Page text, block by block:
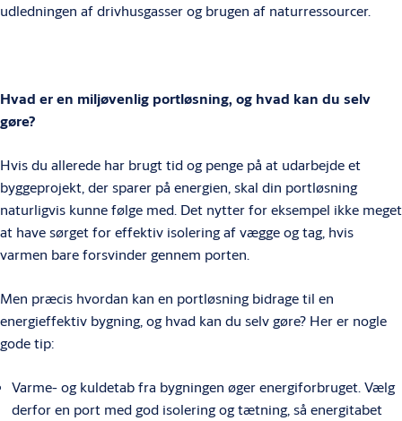
udledningen af drivhusgasser og brugen af naturressourcer.
Hvad er en miljøvenlig portløsning, og hvad kan du selv
gøre?
Hvis du allerede har brugt tid og penge på at udarbejde et
byggeprojekt, der sparer på energien, skal din portløsning
naturligvis kunne følge med. Det nytter for eksempel ikke meget
at have sørget for effektiv isolering af vægge og tag, hvis
varmen bare forsvinder gennem porten.
Men præcis hvordan kan en portløsning bidrage til en
energieffektiv bygning, og hvad kan du selv gøre? Her er nogle
gode tip:
Varme- og kuldetab fra bygningen øger energiforbruget. Vælg
derfor en port med god isolering og tætning, så energitabet